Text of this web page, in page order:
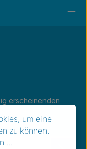
erscheinenden
und
um eine
zu können.